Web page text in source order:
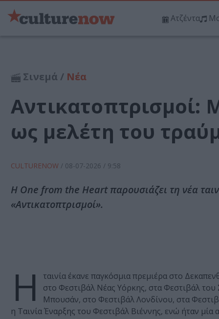
Ατζέντα
Σινεμά / Νέα
Αντικατοπτρισμοί:
ως μελέτη του
CULTURENOW / 08-07-2026 / 9:58
Η One from the Heart παρουσιάζει τη νέα
«Αντικατοπτρισμοί».
Η
ταινία έκανε παγκόσμια πρεμιέρα στο
στο Φεστιβάλ Νέας Υόρκης, στα Φεστιβάλ
Μπουσάν, στο Φεστιβάλ Λονδίνου, στα
η Ταινία Έναρξης του Φεστιβάλ Βιέννης, ενώ ήταν